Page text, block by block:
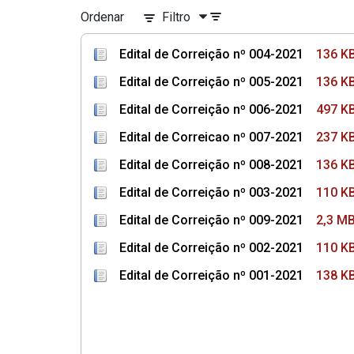
Ordenar Filtro
Edital de Correição nº 004-2021
136
Edital de Correição nº 005-2021
136
Edital de Correição nº 006-2021
497
Edital de Correicao nº 007-2021
237
Edital de Correição nº 008-2021
136
Edital de Correição nº 003-2021
110
Edital de Correição nº 009-2021
2,3 MB
Edital de Correição nº 002-2021
110
Edital de Correição nº 001-2021
138